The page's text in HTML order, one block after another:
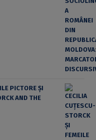
PICTORE ŞI
AND THE